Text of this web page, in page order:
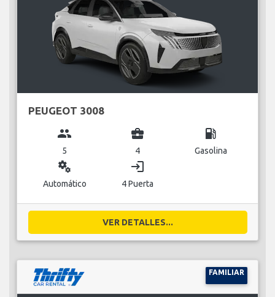
PEUGEOT 3008
group
5
business_center
4
local_gas_station
Gasolina
miscellaneous_services
Automático
login
4 Puerta
VER DETALLES...
FAMILIAR